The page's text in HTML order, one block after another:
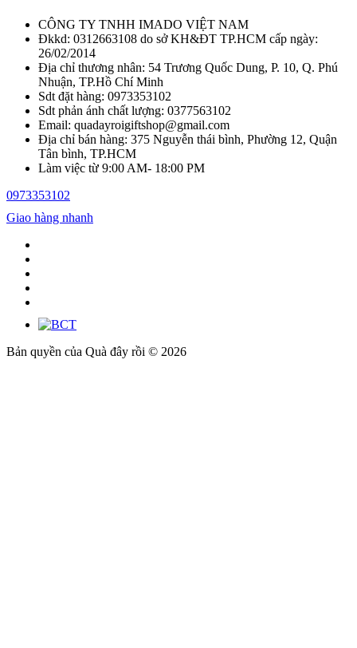
CÔNG TY TNHH IMADO VIỆT NAM
Đkkd: 0312663108 do sở KH&ĐT TP.HCM cấp ngày:
26/02/2014
Địa chỉ thương nhân: 54 Trương Quốc Dung, P. 10, Q. Phú
Nhuận, TP.Hồ Chí Minh
Sdt đặt hàng: 0973353102
Sdt phản ánh chất lượng: 0377563102
Email: quadayroigiftshop@gmail.com
Địa chỉ bán hàng: 375 Nguyễn thái bình, Phường 12, Quận
Tân bình, TP.HCM
Làm việc từ 9:00 AM- 18:00 PM
0973353102
Giao hàng nhanh
Bản quyền của Quà đây rồi © 2026